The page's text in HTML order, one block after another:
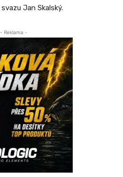
Jan Skalský.
- Reklama -